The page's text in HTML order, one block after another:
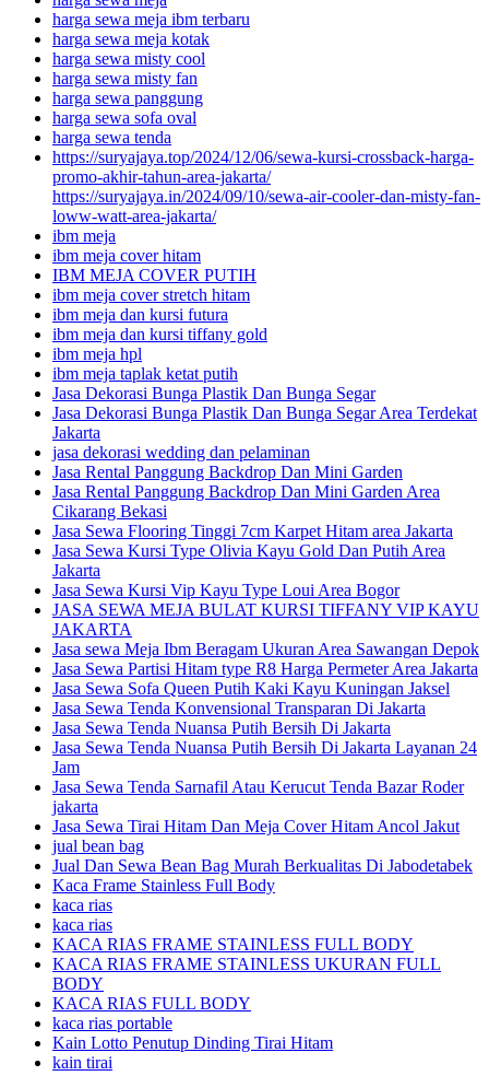
harga sewa meja ibm terbaru
harga sewa meja kotak
harga sewa misty cool
harga sewa misty fan
harga sewa panggung
harga sewa sofa oval
harga sewa tenda
https://suryajaya.top/2024/12/06/sewa-kursi-crossback-harga-
promo-akhir-tahun-area-jakarta/
https://suryajaya.in/2024/09/10/sewa-air-cooler-dan-misty-fan-
loww-watt-area-jakarta/
ibm meja
ibm meja cover hitam
IBM MEJA COVER PUTIH
ibm meja cover stretch hitam
ibm meja dan kursi futura
ibm meja dan kursi tiffany gold
ibm meja hpl
ibm meja taplak ketat putih
Jasa Dekorasi Bunga Plastik Dan Bunga Segar
Jasa Dekorasi Bunga Plastik Dan Bunga Segar Area Terdekat
Jakarta
jasa dekorasi wedding dan pelaminan
Jasa Rental Panggung Backdrop Dan Mini Garden
Jasa Rental Panggung Backdrop Dan Mini Garden Area
Cikarang Bekasi
Jasa Sewa Flooring Tinggi 7cm Karpet Hitam area Jakarta
Jasa Sewa Kursi Type Olivia Kayu Gold Dan Putih Area
Jakarta
Jasa Sewa Kursi Vip Kayu Type Loui Area Bogor
JASA SEWA MEJA BULAT KURSI TIFFANY VIP KAYU
JAKARTA
Jasa sewa Meja Ibm Beragam Ukuran Area Sawangan Depok
Jasa Sewa Partisi Hitam type R8 Harga Permeter Area Jakarta
Jasa Sewa Sofa Queen Putih Kaki Kayu Kuningan Jaksel
Jasa Sewa Tenda Konvensional Transparan Di Jakarta
Jasa Sewa Tenda Nuansa Putih Bersih Di Jakarta
Jasa Sewa Tenda Nuansa Putih Bersih Di Jakarta Layanan 24
Jam
Jasa Sewa Tenda Sarnafil Atau Kerucut Tenda Bazar Roder
jakarta
Jasa Sewa Tirai Hitam Dan Meja Cover Hitam Ancol Jakut
jual bean bag
Jual Dan Sewa Bean Bag Murah Berkualitas Di Jabodetabek
Kaca Frame Stainless Full Body
kaca rias
kaca rias
KACA RIAS FRAME STAINLESS FULL BODY
KACA RIAS FRAME STAINLESS UKURAN FULL
BODY
KACA RIAS FULL BODY
kaca rias portable
Kain Lotto Penutup Dinding Tirai Hitam
kain tirai